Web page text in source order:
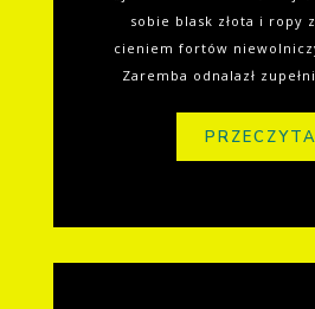
sobie blask złota i ropy
cieniem fortów
Zaremba odnalazł